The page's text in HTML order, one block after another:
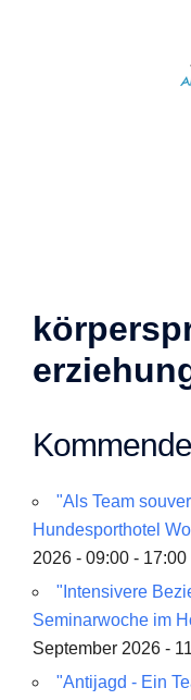
"Als Team
Hundesporthotel
2026 - 09:00 - 17:00
"Intensivere
Seminarwoche im
September 2026 -
"Antijagd - Ein